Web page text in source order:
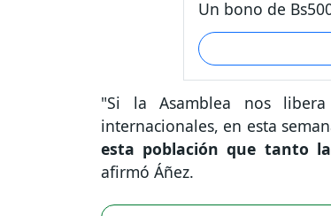
Un bono de
"Si la Asamblea nos
internacionales, en esta
esta población que tanto
afirmó Áñez.